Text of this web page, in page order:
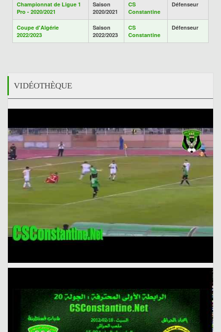
Championnat de Ligue 1
Pro - 2020/2021
Saison
2020/2021
CS
Constantine
Défenseur
Coupe d'Algérie
2022/2023
Saison
2022/2023
CS
Constantine
Défenseur
VIDÉOTHÈQUE